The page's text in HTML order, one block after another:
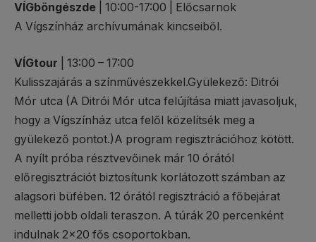
VÍGböngészde
| 10:00-17:00 | Előcsarnok
A Vígszínház archívumának kincseiből.
VÍGtour
| 13:00 – 17:00
Kulisszajárás a színművészekkel.Gyülekező: Ditrói
Mór utca (A Ditrói Mór utca felújítása miatt javasoljuk,
hogy a Vígszínház utca felől közelítsék meg a
gyülekező pontot.)A program regisztrációhoz kötött.
A nyílt próba résztvevőinek már 10 órától
előregisztrációt biztosítunk korlátozott számban az
alagsori büfében. 12 órától regisztráció a főbejárat
melletti jobb oldali teraszon. A túrák 20 percenként
indulnak 2×20 fős csoportokban.